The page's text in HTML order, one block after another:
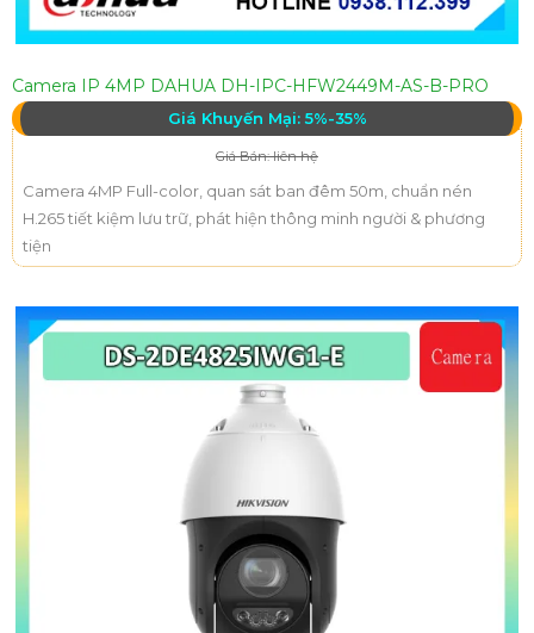
Camera IP 4MP DAHUA DH-IPC-HFW2449M-AS-B-PRO
Giá Khuyến Mại: 5%-35%
Giá Bán: liên hệ
Camera 4MP Full-color, quan sát ban đêm 50m, chuẩn nén
H.265 tiết kiệm lưu trữ, phát hiện thông minh người & phương
tiện